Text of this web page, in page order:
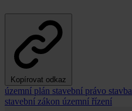
Kopírovat odkaz
územní plán stavební právo stavba
stavební zákon územní řízení